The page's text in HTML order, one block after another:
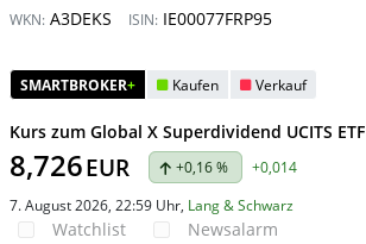
WKN: A3DEKS ISIN: IE00077FRP95
SMARTBROKER+ Kaufen Verkauf
Kurs zum Global X Superdividend UCITS ETF
8,726EUR +0,16 %
+0,014
7. August 2026, 22:59 Uhr, Lang & Schwarz
Watchlist
Newsalarm